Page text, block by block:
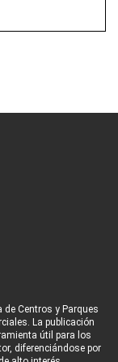
Centros y Parques
La publicación
útil para los
diferenciándose por